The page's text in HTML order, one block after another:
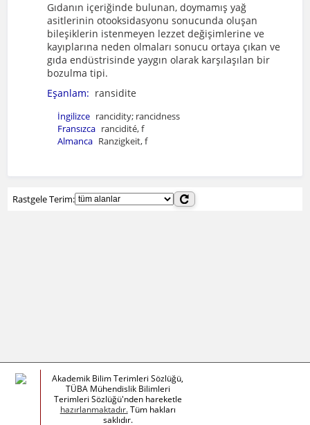
Gıdanın içeriğinde bulunan, doymamış yağ
asitlerinin otooksidasyonu sonucunda oluşan
bileşiklerin istenmeyen lezzet değişimlerine ve
kayıplarına neden olmaları sonucu ortaya çıkan ve
gıda endüstrisinde yaygın olarak karşılaşılan bir
bozulma tipi.
Eşanlam: ransidite
İngilizce rancidity; rancidness
Fransızca rancidité, f
Almanca Ranzigkeit, f
Rastgele Terim:
Akademik Bilim Terimleri Sözlüğü,
TÜBA Mühendislik Bilimleri
Terimleri Sözlüğü'nden hareketle
hazırlanmaktadır.Tüm hakları
saklıdır.